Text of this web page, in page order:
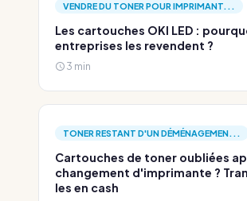
VENDRE DU TONER POUR IMPRIMANT...
Les cartouches OKI LED :
entreprises les revendent ?
3 min
TONER RESTANT D'UN DÉMÉNAGEMEN...
Cartouches de toner oubliées
changement d'imprimante ?
les en cash